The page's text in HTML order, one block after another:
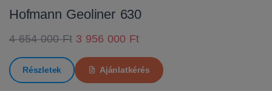
Hofmann Geoliner 630
4 654 000 Ft 3 956 000 Ft
Részletek Ajánlatkérés